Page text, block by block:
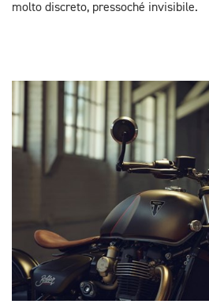
molto discreto, pressoché invisibile.